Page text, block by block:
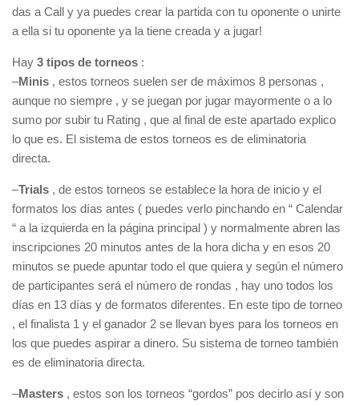
das a Call y ya puedes crear la partida con tu oponente o unirte
a ella si tu oponente ya la tiene creada y a jugar!
Hay 3 tipos de torneos :
–Minis , estos torneos suelen ser de máximos 8 personas ,
aunque no siempre , y se juegan por jugar mayormente o a lo
sumo por subir tu Rating , que al final de este apartado explico
lo que es. El sistema de estos torneos es de eliminatoria
directa.
–Trials , de estos torneos se establece la hora de inicio y el
formatos los días antes ( puedes verlo pinchando en “ Calendar
“ a la izquierda en la página principal ) y normalmente abren las
inscripciones 20 minutos antes de la hora dicha y en esos 20
minutos se puede apuntar todo el que quiera y según el número
de participantes será el número de rondas , hay uno todos los
días en 13 días y de formatos diferentes. En este tipo de torneo
, el finalista 1 y el ganador 2 se llevan byes para los torneos en
los que puedes aspirar a dinero. Su sistema de torneo también
es de eliminatoria directa.
–Masters , estos son los torneos “gordos” pos decirlo así y son